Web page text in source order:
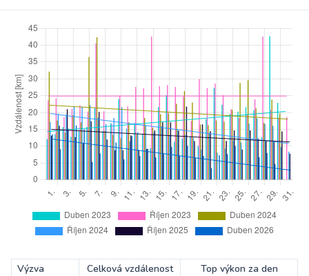
Výzva Celková vzdálenost
Top výkon za den